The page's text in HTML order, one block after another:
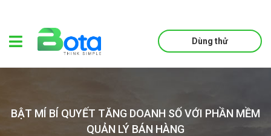
Dùng thử
BẬT MÍ BÍ QUYẾT TĂNG DOANH SỐ VỚI PHẦN MỀM
QUẢN LÝ BÁN HÀNG